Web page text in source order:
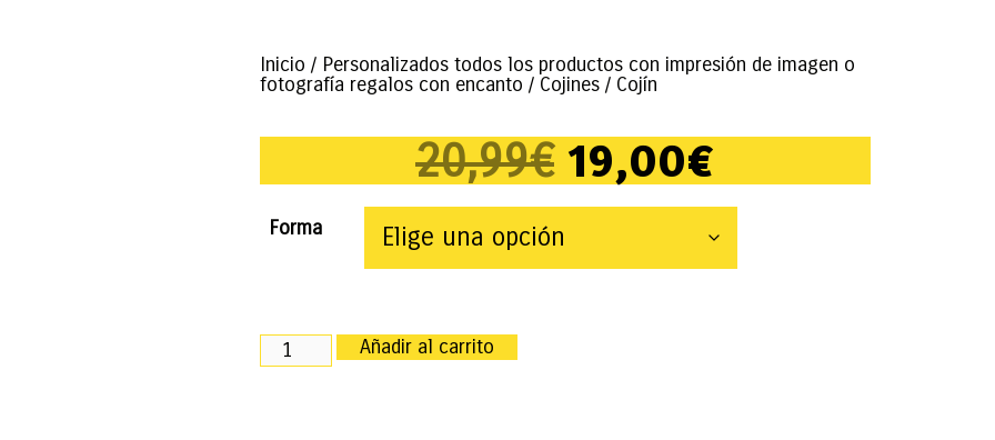
Inicio / Personalizados todos los productos con impresión de imagen o
fotografía regalos con encanto / Cojines / Cojín
20,99€ 19,00€
Forma
Añadir al carrito